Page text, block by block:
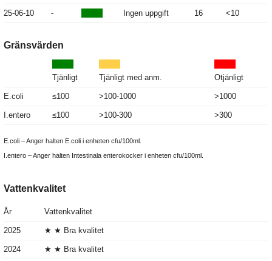
25-06-10 - Ingen uppgift 16 <10
Gränsvärden
Tjänligt Tjänligt med anm. Otjänligt
E.coli ≤100 >100-1000 >1000
I.entero ≤100 >100-300 >300
E.coli – Anger halten E.coli i enheten cfu/100ml.
I.entero – Anger halten Intestinala enterokocker i enheten cfu/100ml.
Vattenkvalitet
År Vattenkvalitet
2025 ★ ★ Bra kvalitet
2024 ★ ★ Bra kvalitet